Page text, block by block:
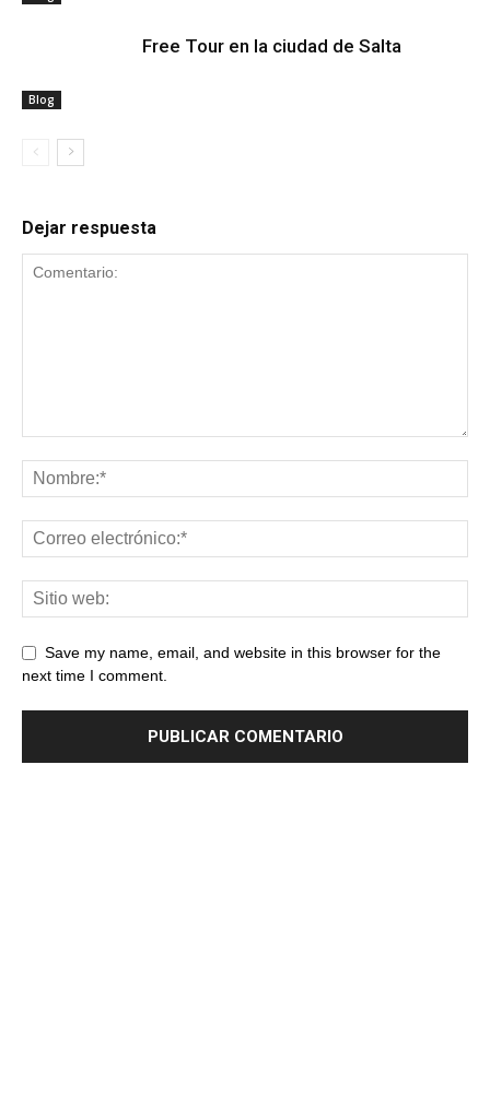
Blog
Free Tour en la ciudad de Salta
Dejar respuesta
Save my name, email, and website in this browser for the
next time I comment.